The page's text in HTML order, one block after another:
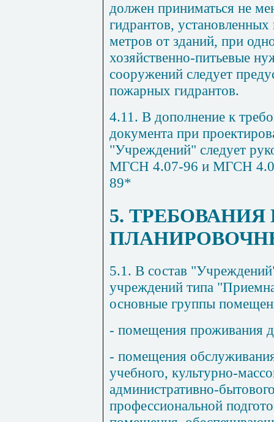
должен приниматься не
гидрантов,
метров от зданий, при
хозяйственно-питьевые
сооружений следует
пожарных гидрантов.
4.11. В дополнение к
документа при
"Учреждений" следует
МГСН 4.07-96 и МГСН
89*
5.
5.1. В состав
учреждений типа
основные группы
- помещения проживания
- помещения
учебного, культурно-
административно-
профессиональной